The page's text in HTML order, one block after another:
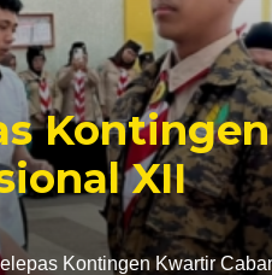
Kontingen
XII
Kontingen Kwartir